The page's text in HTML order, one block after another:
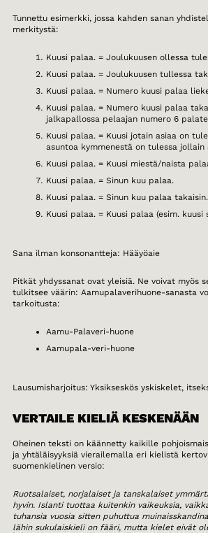
Tunnettu esimerkki, jossa kahden sanan
merkitystä:
Kuusi palaa. = Joulukuusen ollessa
Kuusi palaa. = Joulukuusen tullessa
Kuusi palaa. = Numero kuusi palaa
Kuusi palaa. = Numero kuusi palaa
jalkapallossa pelaajan numero 6
Kuusi palaa. = Kuusi jotain asiaa on
asuntoa kymmenestä on tulessa jollain
Kuusi palaa. = Kuusi miestä/naista
Kuusi palaa. = Sinun kuu palaa.
Kuusi palaa. = Sinun kuu palaa takaisin.
Kuusi palaa. = Kuusi palaa (esim. kuusi
Sana ilman konsonantteja: Hääyöaie
Pitkät yhdyssanat ovat yleisiä. Ne voivat myös
tulkitsee väärin: Aamupalaverihuone-sanasta
tarkoitusta:
Aamu-Palaveri-huone
Aamupala-veri-huone
Lausumisharjoitus: Yksikseskös yskiskelet,
VERTAILE KIELIÄ KESKENÄÄN
Oheinen teksti on käännetty kaikille
ja yhtäläisyyksiä vierailemalla eri kielistä
suomenkielinen versio:
Ruotsalaiset, norjalaiset ja tanskalaiset
hyvin. Islanti tuottaa kuitenkin vaikeuksia,
tuhansia vuosia sitten puhuttua
lähin sukulaiskieli on fääri, mutta kielet eivät